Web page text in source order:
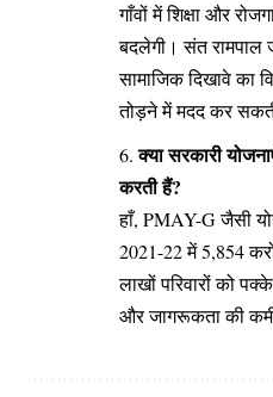
गाँवों में शिक्षा और
बदलेगी। संत रामपाल
सामाजिक दिखावे का
तोड़ने में मदद कर
क्या सरकारी
करती हैं?
हाँ, PMAY-G जैसी
2021-22 में 5,854
लाखों परिवारों को
और जागरूकता की कमी